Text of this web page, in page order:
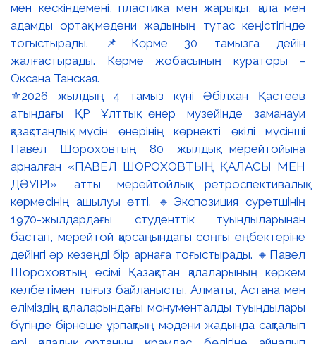
⚜️2026 жылдың 4 тамыз күні Әбілхан Қастеев
атындағы ҚР Ұлттық өнер музейінде заманауи
қазақстандық мүсін өнерінің көрнекті өкілі мүсінші
Павел Шороховтың 80 жылдық мерейтойына
арналған «ПАВЕЛ ШОРОХОВТЫҢ ҚАЛАСЫ МЕН
ДӘУІРІ» атты мерейтойлық ретроспективалық
көрмесінің ашылуы өтті. 🔹Экспозиция суретшінің
1970-жылдардағы студенттік туындыларынан
бастап, мерейтой қарсаңындағы соңғы еңбектеріне
дейінгі әр кезеңді бір арнаға тоғыстырады. 🔸Павел
Шороховтың есімі Қазақстан қалаларының көркем
келбетімен тығыз байланысты, Алматы, Астана мен
еліміздің қалаларындағы монументалды туындылары
бүгінде бірнеше ұрпақтың мәдени жадында сақталып